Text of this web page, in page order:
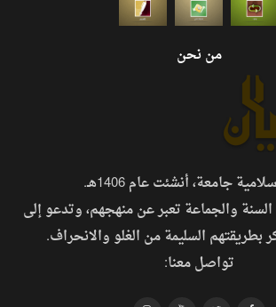
من نحن
جامعة، أنشئت عام 1406هـ.
والجماعة تعبر عن منهجهم، وتدعو إلى
السليمة من الغلو والانحراف.
تواصل معنا: